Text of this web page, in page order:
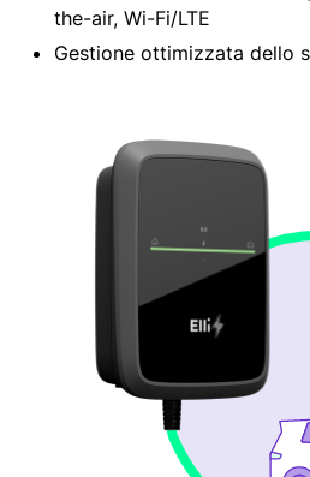
the-air, Wi-Fi/LTE
Gestione ottimizzata dello